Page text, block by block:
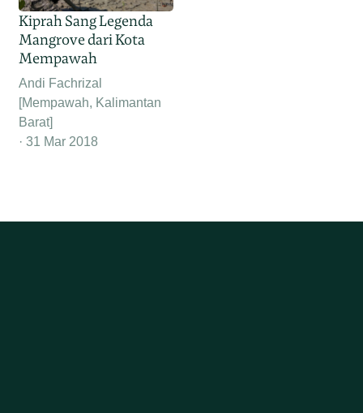
Kiprah Sang Legenda
Mangrove dari Kota
Mempawah
Andi Fachrizal
[Mempawah, Kalimantan
Barat]
31 Mar 2018